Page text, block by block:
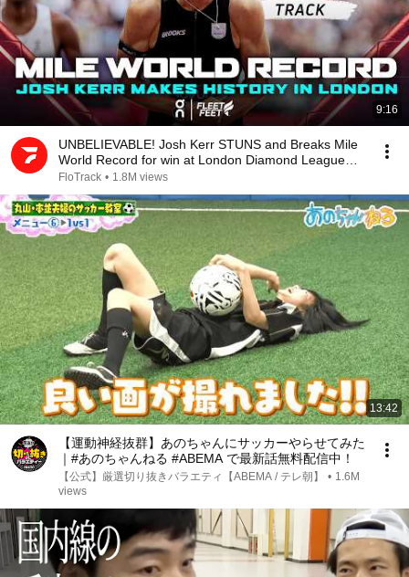
9:16
UNBELIEVABLE! Josh Kerr STUNS and Breaks Mile
World Record for win at London Diamond League
2026
FloTrack • 1.8M views
13:42
【運動神経抜群】あのちゃんにサッカーやらせてみた
｜#あのちゃんねる #ABEMA で最新話無料配信中！
【公式】厳選切り抜きバラエティ【ABEMA / テレ朝】 • 1.6M
views